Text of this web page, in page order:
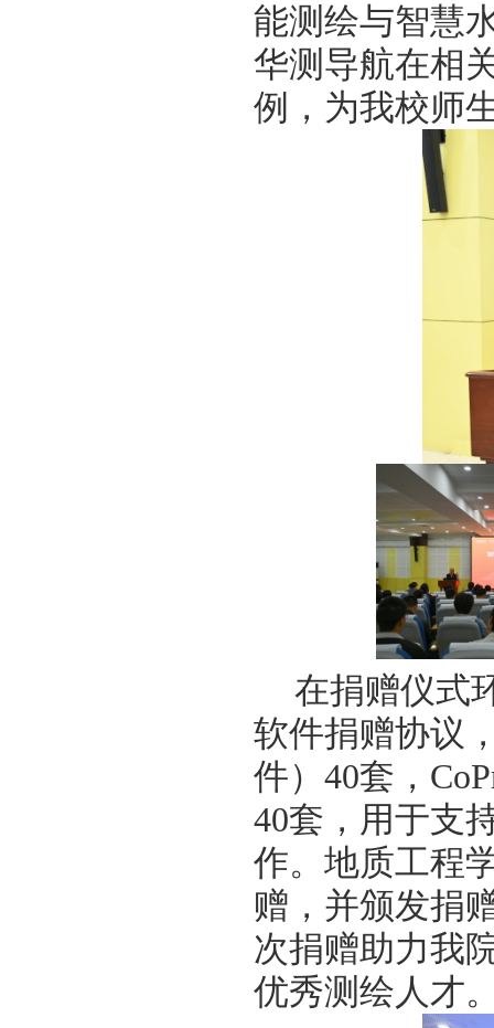
能测绘与智慧
华测导航在相
例，为我校师
在捐赠仪式
软件捐赠协议
件）40套，
40套，用于支
作。地质工程
赠，并颁发捐
次捐赠助力我
优秀测绘人才